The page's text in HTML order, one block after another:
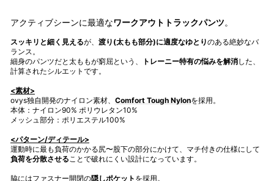
アクティブシーンに最適なワークアウトトラックパンツ。
スッキリと細く見えるが、 渡り(太もも部分)に適度なゆとりのある絶妙なバ
ランス。
細身のパンツだと太ももが窮屈という、
トレーニー特有の悩みを解消した、
計算されたシルエットです。
<素材>
ovys独自開発のナイロン素材、 Comfort Tough Nylonを採用。
本体：ナイロン90% ポリウレタン10%
メッシュ部分：ポリエステル100%
<パターン/ディテール>
運動時に最も負荷のかかる尻〜股下の部分にかけて、マチ付きの仕様にして
負荷を分散させる ことで破れにくい設計になっています。
脇にはファスナー開閉の隠しポケット を採用。